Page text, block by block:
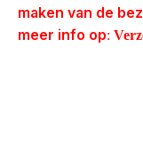
maken van de
meer info op: